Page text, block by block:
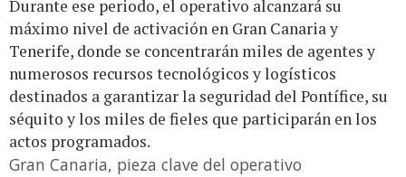
Durante ese periodo, el operativo alcanzará su
máximo nivel de activación en Gran Canaria y
Tenerife, donde se concentrarán miles de agentes y
numerosos recursos tecnológicos y logísticos
destinados a garantizar la seguridad del Pontífice, su
séquito y los miles de fieles que participarán en los
actos programados.
Gran Canaria, pieza clave del operativo